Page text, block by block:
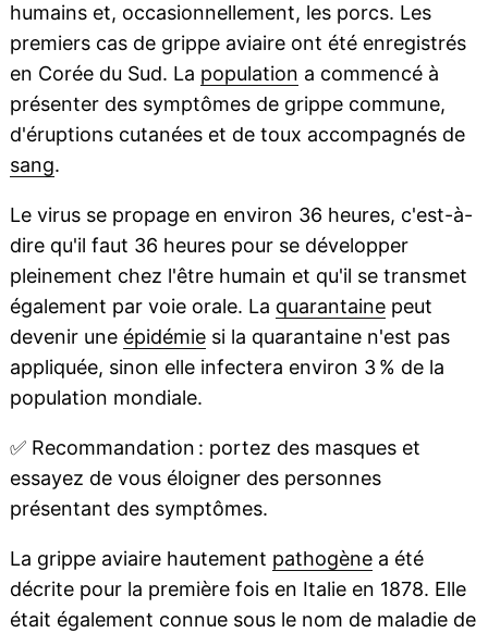
humains et, occasionnellement, les porcs. Les
premiers cas de grippe aviaire ont été enregistrés
en Corée du Sud. La population a commencé à
présenter des symptômes de grippe commune,
d'éruptions cutanées et de toux accompagnés de
sang.
Le virus se propage en environ 36 heures, c'est-à-
dire qu'il faut 36 heures pour se développer
pleinement chez l'être humain et qu'il se transmet
également par voie orale. La quarantainepeut
devenir une épidémiesi la quarantaine n'est pas
appliquée, sinon elle infectera environ 3 % de la
population mondiale.
✅Recommandation : portez des masques et
essayez de vous éloigner des personnes
présentant des symptômes.
La grippe aviaire hautement pathogènea été
décrite pour la première fois en Italie en 1878. Elle
était également connue sous le nom de maladie de